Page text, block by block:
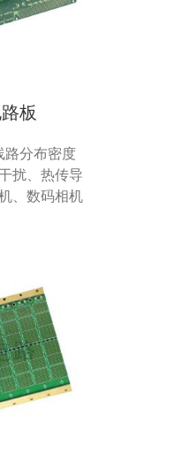
板
路分布密度
扰、热传导
、数码相机